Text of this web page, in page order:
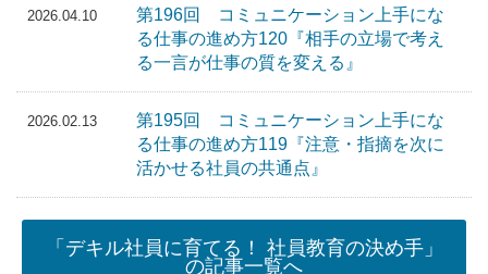
2026.04.10
第196回 コミュニケーション上手にな
る仕事の進め方120『相手の立場で考え
る一言が仕事の質を変える』
2026.02.13
第195回 コミュニケーション上手にな
る仕事の進め方119『注意・指摘を次に
活かせる社員の共通点』
「デキル社員に育てる！ 社員教育の決め手」
の記事一覧へ